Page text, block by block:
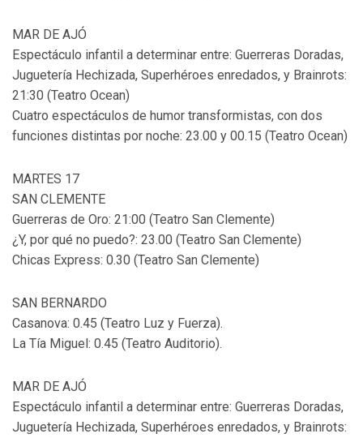
MAR DE AJÓ
Espectáculo infantil a determinar entre: Guerreras Doradas,
Juguetería Hechizada, Superhéroes enredados, y Brainrots:
21:30 (Teatro Ocean)
Cuatro espectáculos de humor transformistas, con dos
funciones distintas por noche: 23.00 y 00.15 (Teatro Ocean)
MARTES 17
SAN CLEMENTE
Guerreras de Oro: 21:00 (Teatro San Clemente)
¿Y, por qué no puedo?: 23.00 (Teatro San Clemente)
Chicas Express: 0.30 (Teatro San Clemente)
SAN BERNARDO
Casanova: 0.45 (Teatro Luz y Fuerza).
La Tía Miguel: 0.45 (Teatro Auditorio).
MAR DE AJÓ
Espectáculo infantil a determinar entre: Guerreras Doradas,
Juguetería Hechizada, Superhéroes enredados, y Brainrots: